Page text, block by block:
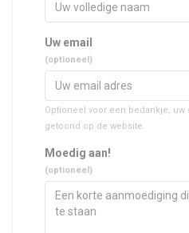
Uw email
(optioneel)
Optioneel voor een bedankje, uw
getoond op de website.
Moedig aan!
(optioneel)